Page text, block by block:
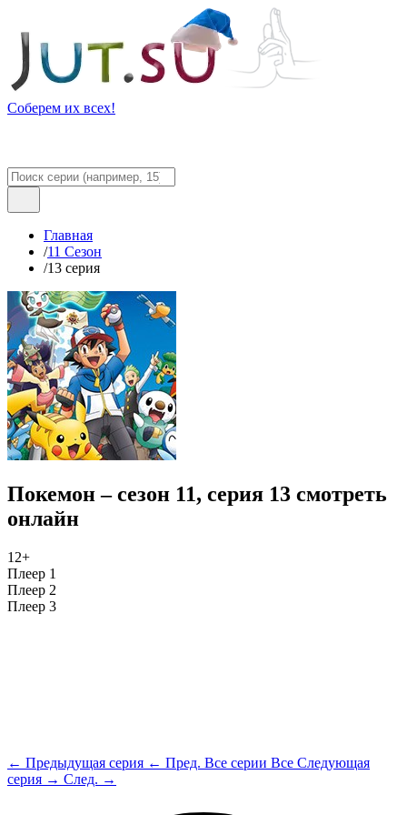
Соберем их всех!
Главная
/11 Сезон
/13 серия
Покемон – сезон 11, серия 13 смотреть
онлайн
12+
Плеер 1
Плеер 2
Плеер 3
← Предыдущая серия ← Пред. Все серии Все Следующая
серия → След. →